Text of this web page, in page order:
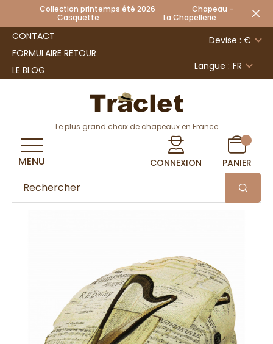
Collection printemps été 2026 Chapeau -
Casquette La Chapellerie
CONTACT
FORMULAIRE RETOUR
LE BLOG
Devise : €
Langue : FR
Le plus grand choix de chapeaux en France
CONNEXION PANIER
MENU